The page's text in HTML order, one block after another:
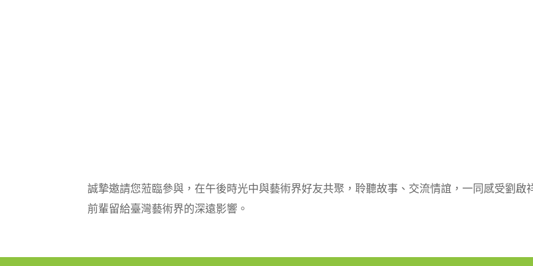
誠摯邀請您蒞臨參與，在午後時光中與藝術界好友共聚，聆聽故事、交流情誼，一同感受劉啟
前輩留給臺灣藝術界的深遠影響。